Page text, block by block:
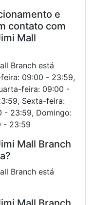
e
contato com
Mall
Branch está
09:00 - 23:59,
feira: 09:00 -
Sexta-feira:
- 23:59, Domingo:
- 23:59
Mall Branch
Branch está